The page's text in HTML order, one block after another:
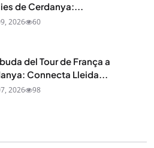
de Cerdanya:...
2026 60
del Tour de França a
Connecta Lleida...
2026 98